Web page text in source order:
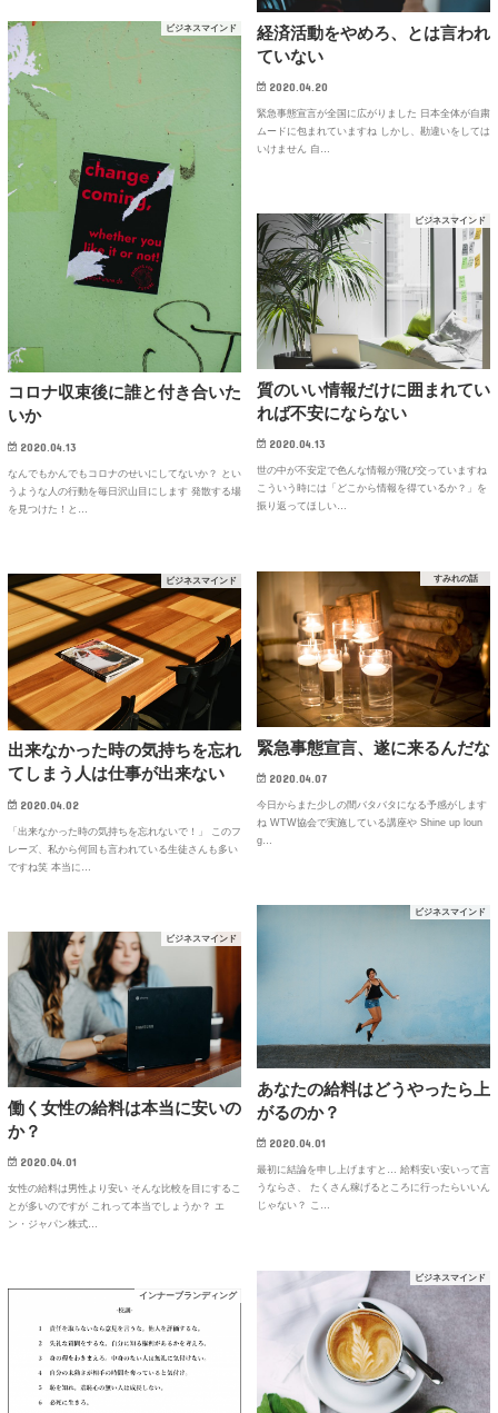
経済活動をやめろ、とは言われ
ていない
2020.04.20
緊急事態宣言が全国に広がりました 日本全体が自粛
ムードに包まれていますね しかし、勘違いをしては
いけません 自…
ビジネスマインド
コロナ収束後に誰と付き合いた
いか
2020.04.13
なんでもかんでもコロナのせいにしてないか？ とい
うような人の行動を毎日沢山目にします 発散する場
を見つけた！と…
ビジネスマインド
質のいい情報だけに囲まれてい
れば不安にならない
2020.04.13
世の中が不安定で色んな情報が飛び交っていますね
こういう時には「どこから情報を得ているか？」を
振り返ってほしい…
すみれの話
緊急事態宣言、遂に来るんだな
2020.04.07
今日からまた少しの間バタバタになる予感がします
ね WTW協会で実施している講座や Shine up loun
g…
ビジネスマインド
出来なかった時の気持ちを忘れ
てしまう人は仕事が出来ない
2020.04.02
「出来なかった時の気持ちを忘れないで！」 このフ
レーズ、私から何回も言われている生徒さんも多い
ですね笑 本当に…
ビジネスマインド
あなたの給料はどうやったら上
がるのか？
2020.04.01
最初に結論を申し上げますと… 給料安い安いって言
うならさ、 たくさん稼げるところに行ったらいいん
じゃない？ こ…
ビジネスマインド
働く女性の給料は本当に安いの
か？
2020.04.01
女性の給料は男性より安い そんな比較を目にするこ
とが多いのですが これって本当でしょうか？ エ
ン・ジャパン株式…
ビジネスマインド
インナーブランディング